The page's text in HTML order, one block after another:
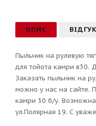
ОПИС
Пыльник на рулевую
для тойота камри в30.
Заказать пыльник на
можно у нас на сайте.
камри 30 б/у.
ул.Полярная 19. С